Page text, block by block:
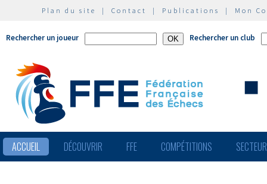
Plan du site | Contact | Publications | Mon
Rechercher un joueur Rechercher un club
ACCUEIL DÉCOUVRIR FFE COMPÉTITIONS